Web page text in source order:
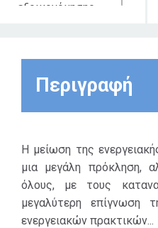
εξοικονόμησης
εξοικονόμηση
την
ευαισθητοποίηση
των
καταναλωτών
ως προς τον
Περιγραφή
Η μείωση της
μια μεγάλη πρόκληση,
όλους, με τους
μεγαλύτερη επίγνωση
ενεργειακών πρακτικών...